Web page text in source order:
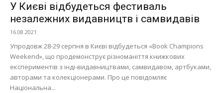
У Києві відбудеться фестиваль
незалежних видавництв і самвидавів
16.08.2021
Упродовж 28-29 серпня в Києві відбудеться «Book Champions
Weekend», що продемонструє різноманіття книжкових
експериментів з інді-видавництвами, самвидавом, артбуками,
авторами та колекціонерами. Про це повідомляє
Національна...